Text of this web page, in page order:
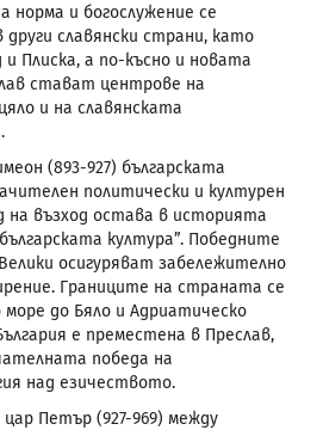
норма и богослужение се
славянски страни, като
и Плиска, а по-късно и новата
стават центрове на
и на славянската
(893-927) българската
политически и културен
на възход остава в историята
култура”. Победните
осигуряват забележително
Границите на страната се
до Бяло и Адриатическо
е преместена в Преслав,
победа на
над езичеството.
Петър (927-969) между